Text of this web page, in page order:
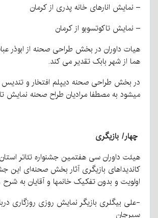
– نمایش انارهای خانه پدری از کرمان
– نمایش تاکوتسوبو از کرمان
هیات داوران در بخش طراحی صحنه از ابوذر
هما از شهر بابک تقدیر می کند.
در بخش طراحی صحنه دیپلم افتخار و تندیس
میشود به مصطفا مرادیان طراح صحنه نمایش
چهار/ بازیگری
هیئت داوران سی هفتمین جشنواره تئاتر
کاندیداهای بازیگری آثار بخش صحنه‌ای این
اولویت و بدون تفکیک خانمها و آقایان به شرح
-علی بیگلری بازیگر نمایش روزی روزگاری
سیرجان